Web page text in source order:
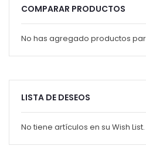
COMPARAR PRODUCTOS
No has agregado productos
LISTA DE DESEOS
No tiene artículos en su Wish List.